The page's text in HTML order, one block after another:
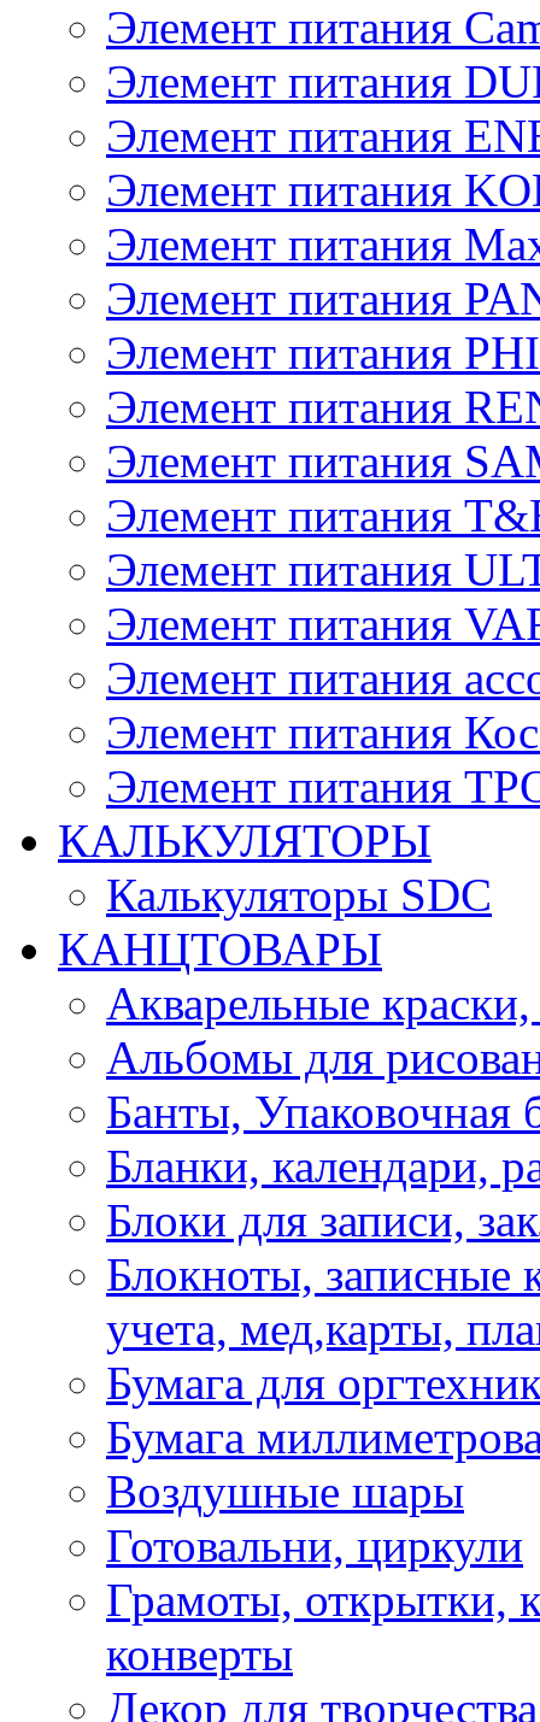
Элемент питания
Элемент питания
Элемент питания
Элемент питания
Элемент питания
Элемент питания
Элемент питания
Элемент питания
Элемент питания
Элемент питания
Элемент питания
Элемент питания
Элемент питания
Элемент питания
Элемент питания
КАЛЬКУЛЯТОРЫ
Калькуляторы SDC
КАНЦТОВАРЫ
Акварельные
Альбомы для
Банты, Упаковочная
Бланки, календари,
Блоки для записи,
Блокноты, записные
учета, мед,карты,
Бумага для
Бумага
Воздушные шары
Готовальни, циркули
Грамоты, открытки,
конверты
Декор для творчества